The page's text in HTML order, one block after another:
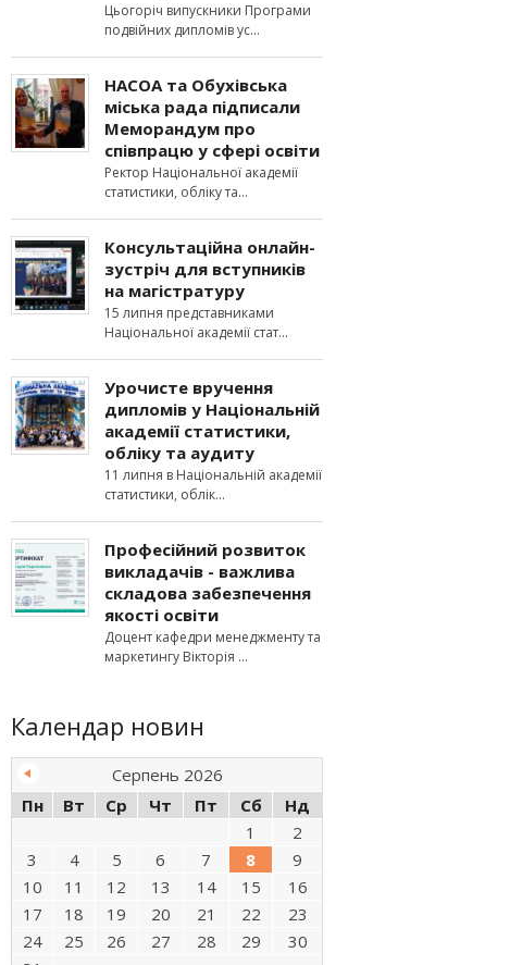
Цьогоріч випускники Програми
подвійних дипломів ус
НАСОА та Обухівська
міська рада підписали
Меморандум про
співпрацю у сфері освіти
Ректор Національної академії
статистики, обліку та
Консультаційна онлайн-
зустріч для вступників
на магістратуру
15 липня представниками
Національної академії стат
Урочисте вручення
дипломів у Національній
академії статистики,
обліку та аудиту
11 липня в Національній академії
статистики, облік
Професійний розвиток
викладачів - важлива
складова забезпечення
якості освіти
Доцент кафедри менеджменту та
маркетингу Вікторія
Календар новин
Серпень 2026
Пн
Вт Ср Чт Пт Сб
Нд
1
2
3
4 5 6 7 8
9
10
11 12 13 14 15
16
17
18 19 20 21 22
23
24
25 26 27 28 29
30